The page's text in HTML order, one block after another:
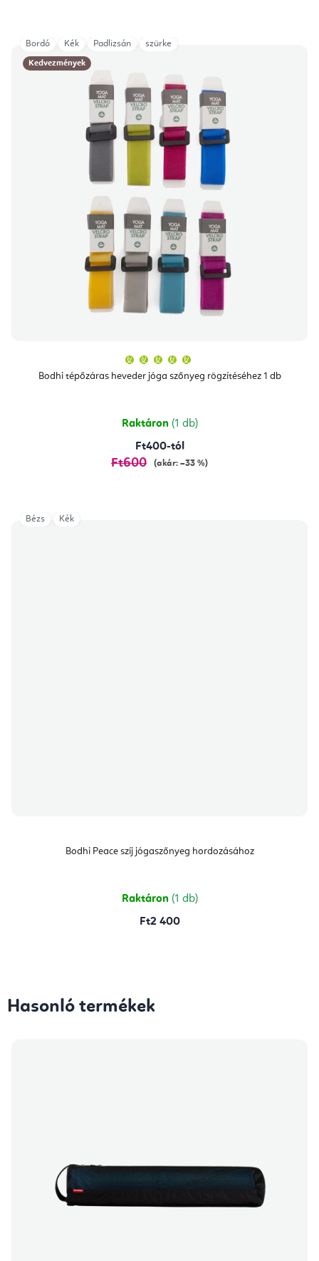
Kedvezmények
Bodhi tépőzáras heveder jóga szőnyeg rögzítéséhez 1 db
átlagos
értékelése
csillag.
Raktáron (1 db)
Ft400-tól
Ft600 (akár: –33 %)
Bordó Kék Padlizsán szürke
Bodhi Peace szíj jógaszőnyeg hordozásához
Raktáron (1 db)
Ft2 400
Bézs Kék
Hasonló termékek